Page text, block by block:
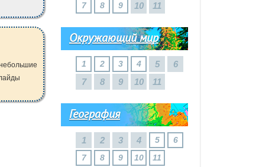
7
8 9 10 11
Окружающий мир
1 2 3 4 5
6
7
8 9 10 11
География
1 2 3 4 5
6
7
8 9 10 11